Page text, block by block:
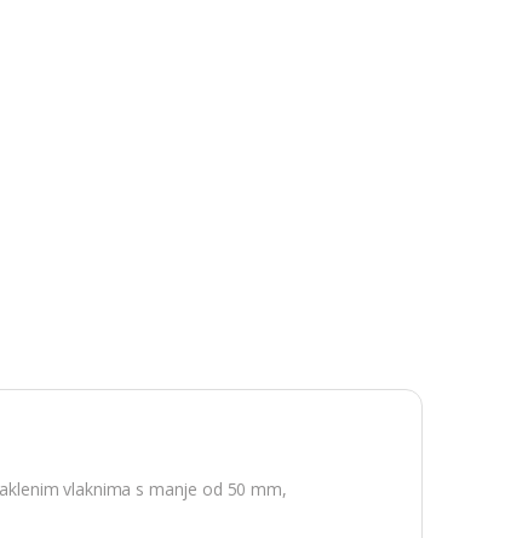
vlaknima s manje od 50 mm,